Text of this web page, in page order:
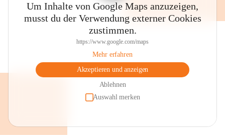
Um Inhalte von Google Maps anzuzeigen,
musst du der Verwendung externer Cookies
zustimmen.
https://www.google.com/maps
Mehr erfahren
Akzeptieren und anzeigen
Ablehnen
Auswahl merken